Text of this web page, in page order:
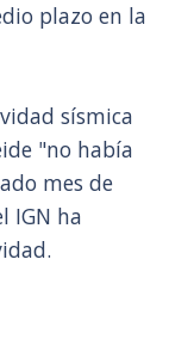
plazo en la
sísmica
"no había
mes de
IGN ha